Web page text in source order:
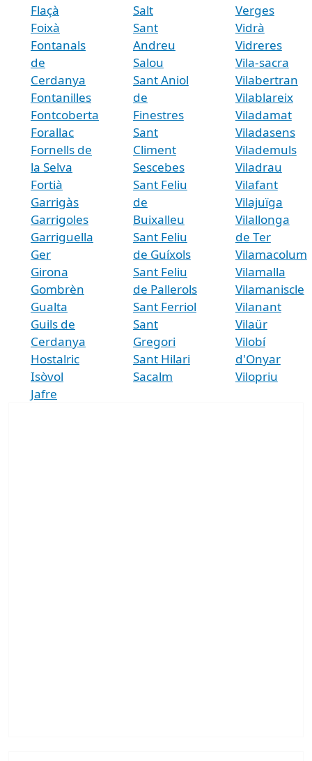
Flaçà
Foixà
Fontanals
de
Cerdanya
Fontanilles
Fontcoberta
Forallac
Fornells de
la Selva
Fortià
Garrigàs
Garrigoles
Garriguella
Ger
Girona
Gombrèn
Gualta
Guils de
Cerdanya
Hostalric
Isòvol
Jafre
Salt
Sant
Andreu
Salou
Sant Aniol
de
Finestres
Sant
Climent
Sescebes
Sant Feliu
de
Buixalleu
Sant Feliu
de Guíxols
Sant Feliu
de Pallerols
Sant Ferriol
Sant
Gregori
Sant Hilari
Sacalm
Verges
Vidrà
Vidreres
Vila-sacra
Vilabertran
Vilablareix
Viladamat
Viladasens
Vilademuls
Viladrau
Vilafant
Vilajuïga
Vilallonga
de Ter
Vilamacolum
Vilamalla
Vilamaniscle
Vilanant
Vilaür
Vilobí
d'Onyar
Vilopriu